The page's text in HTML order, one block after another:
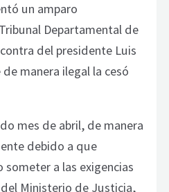
un amparo
Departamental de
del presidente Luis
manera ilegal la cesó
mes de abril, de manera
debido a que
a las exigencias
Ministerio de Justicia,